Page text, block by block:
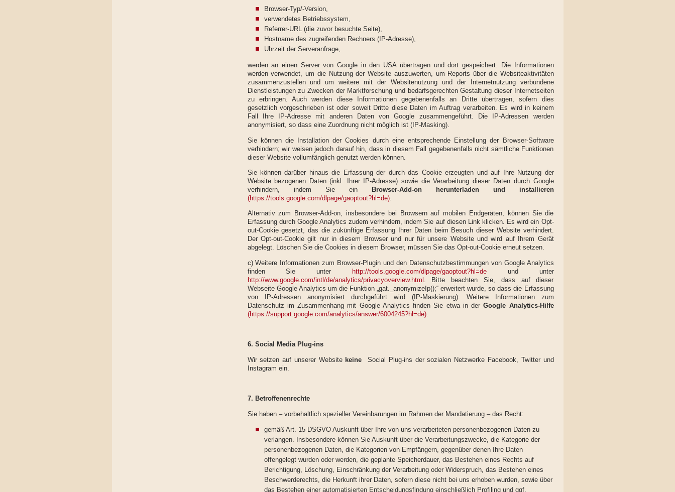
Browser-Typ/-Version,
verwendetes Betriebssystem,
Referrer-URL (die zuvor besuchte Seite),
Hostname des zugreifenden Rechners (IP-Adresse),
Uhrzeit der Serveranfrage,
werden an einen Server von Google in den USA übertragen und dort gespeichert. Die Informationen
werden verwendet, um die Nutzung der Website auszuwerten, um Reports über die Websiteaktivitäten
zusammenzustellen und um weitere mit der Websitenutzung und der Internetnutzung verbundene
Dienstleistungen zu Zwecken der Marktforschung und bedarfsgerechten Gestaltung dieser Internetseiten
zu erbringen. Auch werden diese Informationen gegebenenfalls an Dritte übertragen, sofern dies
gesetzlich vorgeschrieben ist oder soweit Dritte diese Daten im Auftrag verarbeiten. Es wird in keinem
Fall Ihre IP-Adresse mit anderen Daten von Google zusammengeführt. Die IP-Adressen werden
anonymisiert, so dass eine Zuordnung nicht möglich ist (IP-Masking).
Sie können die Installation der Cookies durch eine entsprechende Einstellung der Browser-Software
verhindern; wir weisen jedoch darauf hin, dass in diesem Fall gegebenenfalls nicht sämtliche Funktionen
dieser Website vollumfänglich genutzt werden können.
Sie können darüber hinaus die Erfassung der durch das Cookie erzeugten und auf Ihre Nutzung der
Website bezogenen Daten (inkl. Ihrer IP-Adresse) sowie die Verarbeitung dieser Daten durch Google
verhindern, indem Sie ein
Browser-Add-on herunterladen und installieren
(https://tools.google.com/dlpage/gaoptout?hl=de).
Alternativ zum Browser-Add-on, insbesondere bei Browsern auf mobilen Endgeräten, können Sie die
Erfassung durch Google Analytics zudem verhindern, indem Sie auf diesen Link klicken. Es wird ein Opt-
out-Cookie gesetzt, das die zukünftige Erfassung Ihrer Daten beim Besuch dieser Website verhindert.
Der Opt-out-Cookie gilt nur in diesem Browser und nur für unsere Website und wird auf Ihrem Gerät
abgelegt. Löschen Sie die Cookies in diesem Browser, müssen Sie das Opt-out-Cookie erneut setzen.
c) Weitere Informationen zum Browser-Plugin und den Datenschutzbestimmungen von Google Analytics
finden Sie unter
http://tools.google.com/dlpage/gaoptout?hl=deund unter
http://www.google.com/intl/de/analytics/privacyoverview.html
. Bitte beachten Sie, dass auf dieser
Webseite Google Analytics um die Funktion „gat._anonymizeIp();“ erweitert wurde, so dass die Erfassung
von IP-Adressen anonymisiert durchgeführt wird (IP-Maskierung). Weitere Informationen zum
Datenschutz im Zusammenhang mit Google Analytics finden Sie etwa in derGoogle Analytics-Hilfe
(https://support.google.com/analytics/answer/6004245?hl=de).
6. Social Media Plug-ins
Wir setzen auf unserer Website keine Social Plug-ins der sozialen Netzwerke Facebook, Twitter und
Instagram ein.
7. Betroffenenrechte
Sie haben – vorbehaltlich spezieller Vereinbarungen im Rahmen der Mandatierung – das Recht:
gemäß Art. 15 DSGVO Auskunft über Ihre von uns verarbeiteten personenbezogenen Daten zu
verlangen. Insbesondere können Sie Auskunft über die Verarbeitungszwecke, die Kategorie der
personenbezogenen Daten, die Kategorien von Empfängern, gegenüber denen Ihre Daten
offengelegt wurden oder werden, die geplante Speicherdauer, das Bestehen eines Rechts auf
Berichtigung, Löschung, Einschränkung der Verarbeitung oder Widerspruch, das Bestehen eines
Beschwerderechts, die Herkunft ihrer Daten, sofern diese nicht bei uns erhoben wurden, sowie über
das Bestehen einer automatisierten Entscheidungsfindung einschließlich Profiling und ggf.